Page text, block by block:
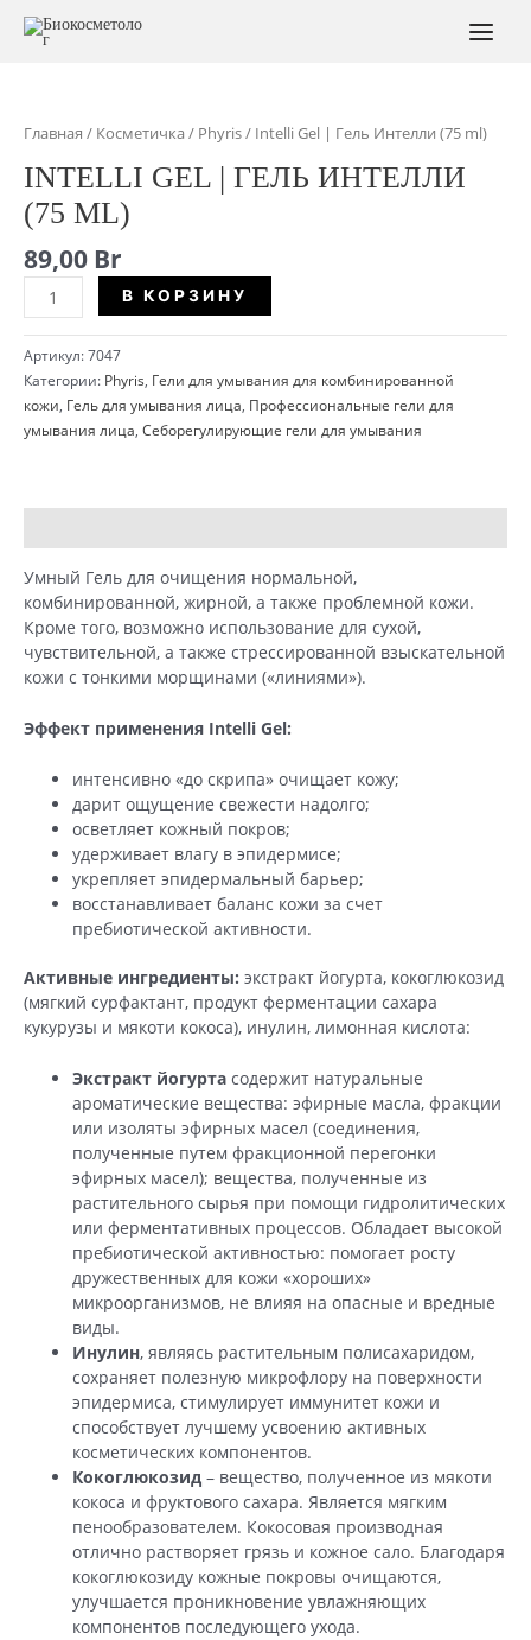
Перейти
Главная / Косметичка/ Phyris/ Intelli Gel | Гель Интелли (75 ml)
INTELLI GEL | ГЕЛЬ ИНТЕЛЛИ
(75 ML)
89,00 Br
Количество
Intelli
Gel
|
Гель
Интелли
(75
В КОРЗИНУ
Артикул:7047
Категории: Phyris, Гели для умывания для комбинированной
кожи, Гель для умывания лица, Профессиональные гели для
умывания лица, Себорегулирующие гели для умывания
Умный Гель для очищения нормальной,
комбинированной, жирной, а также проблемной кожи.
Кроме того, возможно использование для сухой,
чувствительной, а также стрессированной взыскательной
кожи с тонкими морщинами («линиями»).
Эффект применения Intelli Gel:
интенсивно «до скрипа» очищает кожу;
дарит ощущение свежести надолго;
осветляет кожный покров;
удерживает влагу в эпидермисе;
укрепляет эпидермальный барьер;
восстанавливает баланс кожи за счет
пребиотической активности.
Активные ингредиенты: экстракт йогурта, кокоглюкозид
(мягкий сурфактант, продукт ферментации сахара
кукурузы и мякоти кокоса), инулин, лимонная кислота:
Экстракт йогурта содержит натуральные
ароматические вещества: эфирные масла, фракции
или изоляты эфирных масел (соединения,
полученные путем фракционной перегонки
эфирных масел); вещества, полученные из
растительного сырья при помощи гидролитических
или ферментативных процессов. Обладает высокой
пребиотической активностью: помогает росту
дружественных для кожи «хороших»
микроорганизмов, не влияя на опасные и вредные
виды.
Инулин, являясь растительным полисахаридом,
сохраняет полезную микрофлору на поверхности
эпидермиса, стимулирует иммунитет кожи и
способствует лучшему усвоению активных
косметических компонентов.
Кокоглюкозид – вещество, полученное из мякоти
кокоса и фруктового сахара. Является мягким
пенообразователем. Кокосовая производная
отлично растворяет грязь и кожное сало. Благодаря
кокоглюкозиду кожные покровы очищаются,
улучшается проникновение увлажняющих
компонентов последующего ухода.